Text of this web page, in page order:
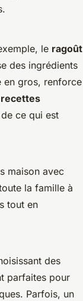
le ragoût
des ingrédients
en gros, renforce
recettes
ce qui est
maison avec
la famille à
tout en
des
parfaites pour
Parfois, un